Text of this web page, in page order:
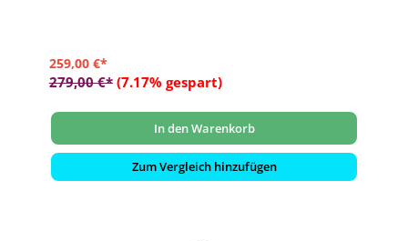
259,00 €*
279,00 €* (7.17% gespart)
In den Warenkorb
Zum Vergleich hinzufügen